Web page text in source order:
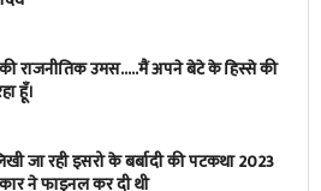
राजनीतिक उमस…..मैं अपने बेटे के हिस्से की
हूँ।
जा रही इसरो के बर्बादी की पटकथा 2023
ने फाइनल कर दी थी